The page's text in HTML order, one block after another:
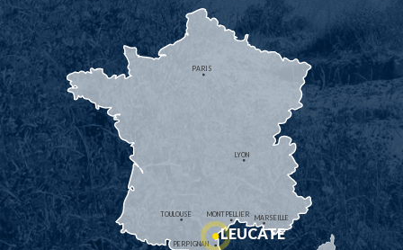
MONTPELLIER
PERPIGNAN
MARSEILLE
TOULOUSE
LYON
PARIS
LEUCATE